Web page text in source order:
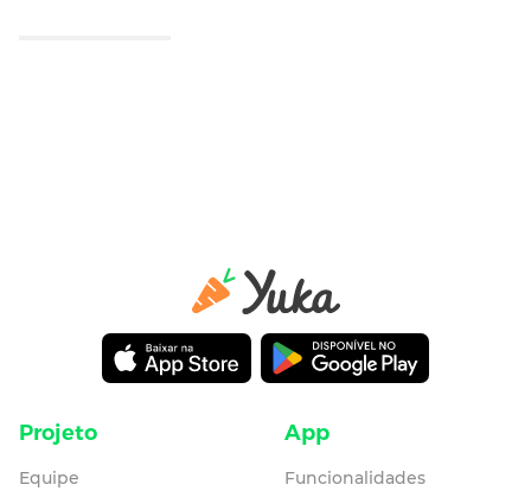
Projeto
Equipe
App
Funcionalidades